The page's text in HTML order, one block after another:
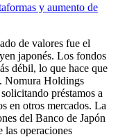
y aumento de
de valores fue el
japonés. Los fondos
débil, lo que hace que
Nomura Holdings
préstamos a
en otros mercados. La
del Banco de Japón
las operaciones